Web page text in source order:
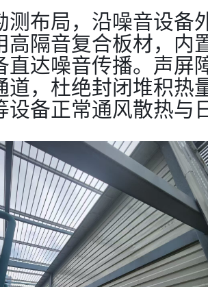
测布局，沿噪音设备
高隔音复合板材，内
直达噪音传播。声屏
道，杜绝封闭堆积热
设备正常通风散热与